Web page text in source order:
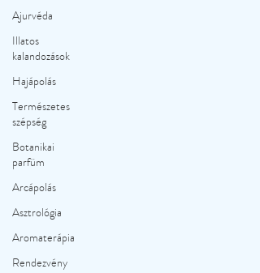
Ajurvéda
Illatos
kalandozások
Hajápolás
Természetes
szépség
Botanikai
parfüm
Arcápolás
Asztrológia
Aromaterápia
Rendezvény